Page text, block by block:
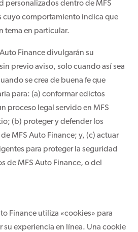
dentro de MFS
cuyo comportamiento indica que
tema en particular.
Finance divulgarán su
previo aviso, solo cuando así sea
se crea de buena fe que
para: (a) conformar edictos
proceso legal servido en MFS
(b) proteger y defender los
MFS Auto Finance; y, (c) actuar
para proteger la seguridad
de MFS Auto Finance, o del
Finance utiliza «cookies» para
su experiencia en línea. Una cookie